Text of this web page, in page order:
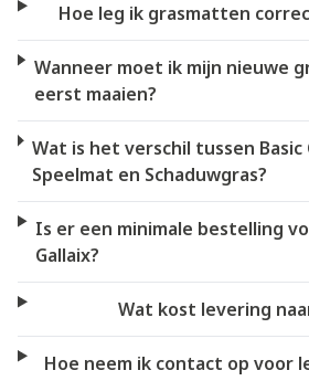
Hoe leg ik grasmatten
Wanneer moet ik mijn nieuwe
eerst maaien?
Wat is het verschil tussen Basic
Speelmat en Schaduwgras?
Is er een minimale bestelling
Gallaix?
Wat kost levering
Hoe neem ik contact op voor